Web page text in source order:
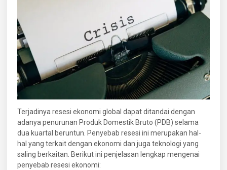
Terjadinya resesi ekonomi global dapat ditandai dengan
adanya penurunan Produk Domestik Bruto (PDB) selama
dua kuartal beruntun. Penyebab resesi ini merupakan hal-
hal yang terkait dengan ekonomi dan juga teknologi yang
saling berkaitan. Berikut ini penjelasan lengkap mengenai
penyebab resesi ekonomi: